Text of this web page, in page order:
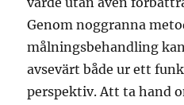
Genom noggranna
målningsbehandling
avsevärt både ur ett
perspektiv. Att ta hand